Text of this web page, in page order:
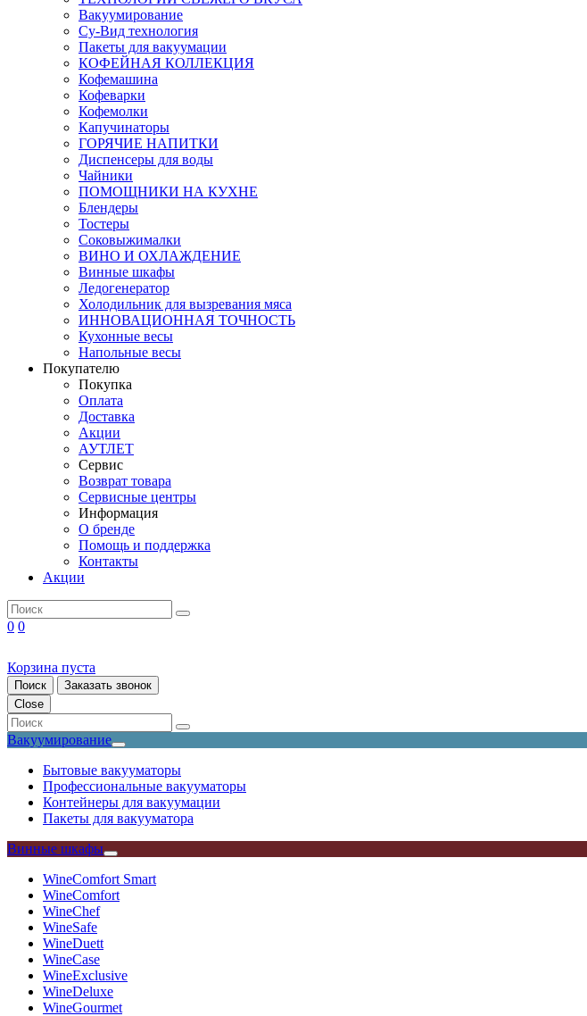
Вакуумирование
Су-Вид технология
Пакеты для вакуумации
КОФЕЙНАЯ КОЛЛЕКЦИЯ
Кофемашина
Кофеварки
Кофемолки
Капучинаторы
ГОРЯЧИЕ НАПИТКИ
Диспенсеры для воды
Чайники
ПОМОЩНИКИ НА КУХНЕ
Блендеры
Тостеры
Соковыжималки
ВИНО И ОХЛАЖДЕНИЕ
Винные шкафы
Ледогенератор
Холодильник для вызревания мяса
ИННОВАЦИОННАЯ ТОЧНОСТЬ
Кухонные весы
Напольные весы
Покупателю
Покупка
Оплата
Доставка
Акции
АУТЛЕТ
Сервис
Возврат товара
Сервисные центры
Информация
О бренде
Помощь и поддержка
Контакты
Акции
0 0
Корзина пуста
Поиск
Заказать звонок
Close
Вакуумирование
Бытовые вакууматоры
Профессиональные вакууматоры
Контейнеры для вакуумации
Пакеты для вакууматора
Винные шкафы
WineComfort Smart
WineComfort
WineChef
WineSafe
WineDuett
WineCase
WineExclusive
WineDeluxe
WineGourmet